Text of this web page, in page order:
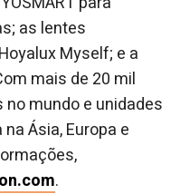
as lentes
Myself; e a
mais de 20 mil
mundo e unidades
Ásia, Europa e
.